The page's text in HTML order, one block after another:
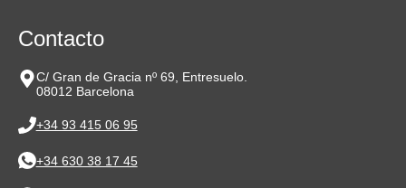
Contacto
C/ Gran de Gracia nº 69, Entresuelo.
08012 Barcelona
+34 93 415 06 95
+34 630 38 17 45